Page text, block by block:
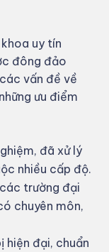
uy tín
đông đảo
vấn đề về
ưu điểm
đã xử lý
nhiều cấp độ.
trường đại
chuyên môn,
hiện đại, chuẩn